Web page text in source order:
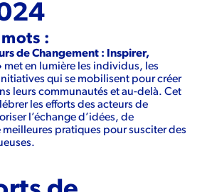
:
de Changement : Inspirer,
met en lumière les individus, les
qui se mobilisent pour créer
leurs communautés et au-delà. Cet
les efforts des acteurs de
l’échange d’idées, de
pratiques pour susciter des